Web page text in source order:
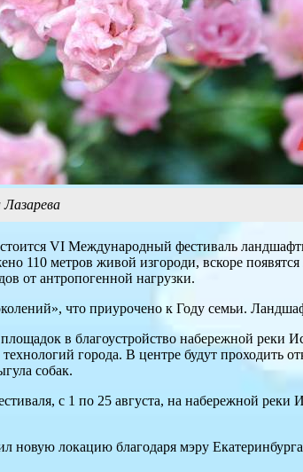
VI Международный фестиваль
110 метров живой изгороди, вскоре
от антропогенной нагрузки.
что приурочено к Году семьи.
в благоустройство набережной реки
города. В центре будут
собак.
с 1 по 25 августа, на набережной
новую локацию благодаря мэру